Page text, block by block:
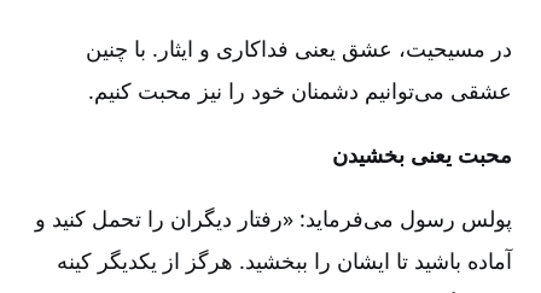
در مسیحیت‌، عشق یعنی فداکاری و ایثار. با چنین
عشقی می‌توانیم دشمنان خود را نیز محبت کنیم‌.
محبت یعنی بخشیدن‌
پولس رسول می‌فرماید: «رفتار دیگران را تحمل کنید و
آماده باشید تا ایشان را ببخشید. هرگز از یکدیگر کینه